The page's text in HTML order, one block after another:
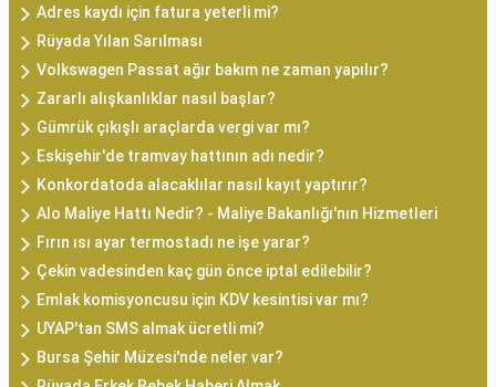
Adres kaydı için fatura yeterli mi?
Rüyada Yılan Sarılması
Volkswagen Passat ağır bakım ne zaman yapılır?
Zararlı alışkanlıklar nasıl başlar?
Gümrük çıkışlı araçlarda vergi var mı?
Eskişehir'de tramvay hattının adı nedir?
Konkordatoda alacaklılar nasıl kayıt yaptırır?
Alo Maliye Hattı Nedir? - Maliye Bakanlığı'nın Hizmetleri
Fırın ısı ayar termostadı ne işe yarar?
Çekin vadesinden kaç gün önce iptal edilebilir?
Emlak komisyoncusu için KDV kesintisi var mı?
UYAP'tan SMS almak ücretli mi?
Bursa Şehir Müzesi'nde neler var?